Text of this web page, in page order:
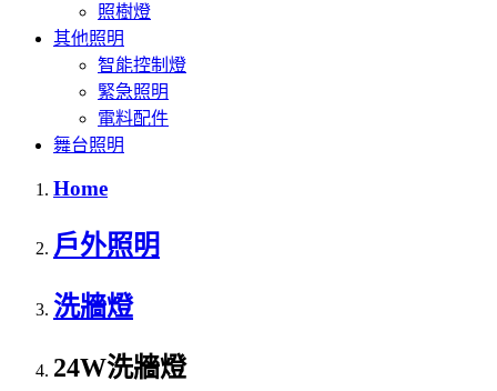
照樹燈
其他照明
智能控制燈
緊急照明
電料配件
舞台照明
Home
戶外照明
洗牆燈
24W洗牆燈